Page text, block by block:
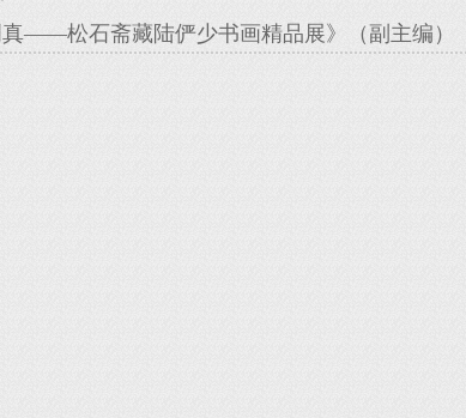
真——松石斋藏陆俨少书画精品展》（副主编）